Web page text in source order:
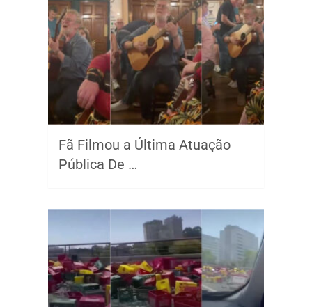
Fã Filmou a Última Atuação
Pública De …